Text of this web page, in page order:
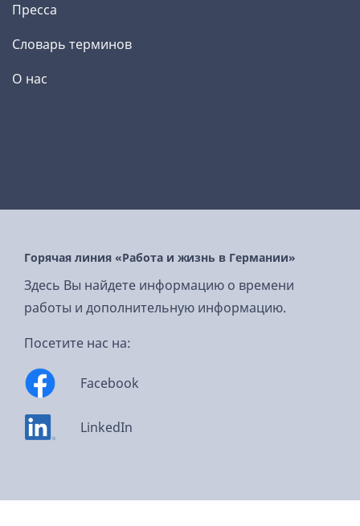
Пресса
Словарь терминов
О нас
Горячая линия «Работа и жизнь в Германии»
Здесь Вы найдете информацию о времени
работы и дополнительную информацию.
Посетите нас на:
Facebook
LinkedIn